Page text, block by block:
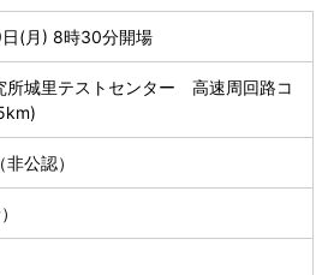
(月) 8時30分開場
所城里テストセンター 高速周回路コ
公認）